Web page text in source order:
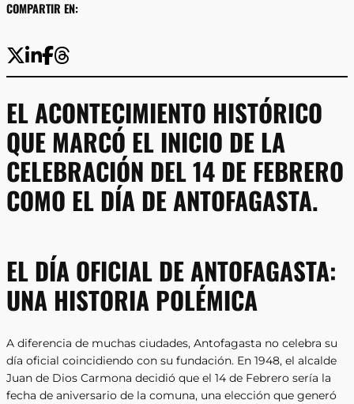
COMPARTIR EN:
EL ACONTECIMIENTO HISTÓRICO
QUE MARCÓ EL INICIO DE LA
CELEBRACIÓN DEL 14 DE FEBRERO
COMO EL DÍA DE ANTOFAGASTA.
EL DÍA OFICIAL DE ANTOFAGASTA:
UNA HISTORIA POLÉMICA
A diferencia de muchas ciudades, Antofagasta no celebra su
día oficial coincidiendo con su fundación. En 1948, el alcalde
Juan de Dios Carmona decidió que el 14 de Febrero sería la
fecha de aniversario de la comuna, una elección que generó